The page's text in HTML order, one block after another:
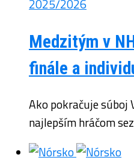
Medzitým v
finále a
Ako pokračuje súboj
najlepším hráčom